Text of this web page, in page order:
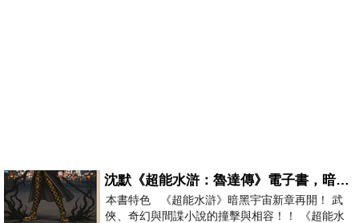
沈默《超能水滸：魯達傳》電子書，暗黑宇宙新章，一一五年八月璀璨上架！
本書特色 《超能水滸》暗黑宇宙新章再開！ 武
俠、奇幻與間諜小說的撞擊與相容！！ 《超能水